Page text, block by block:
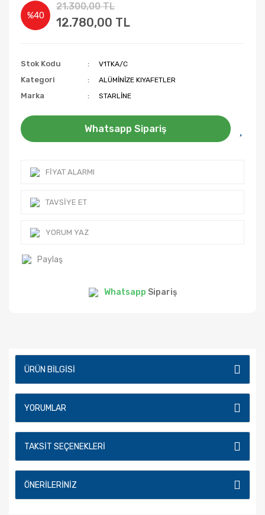
%40
21.300,00 TL
12.780,00 TL
Stok Kodu V1TKA/C
Kategori ALÜMİNİZE KIYAFETLER
Marka STARLİNE
Whatsapp Sipariş
FIYAT ALARMI
TAVSIYE ET
YORUM YAZ
Paylaş
Whatsapp Sipariş
ÜRÜN BILGISI
YORUMLAR
TAKSIT SEÇENEKLERI
ÖNERILERINIZ